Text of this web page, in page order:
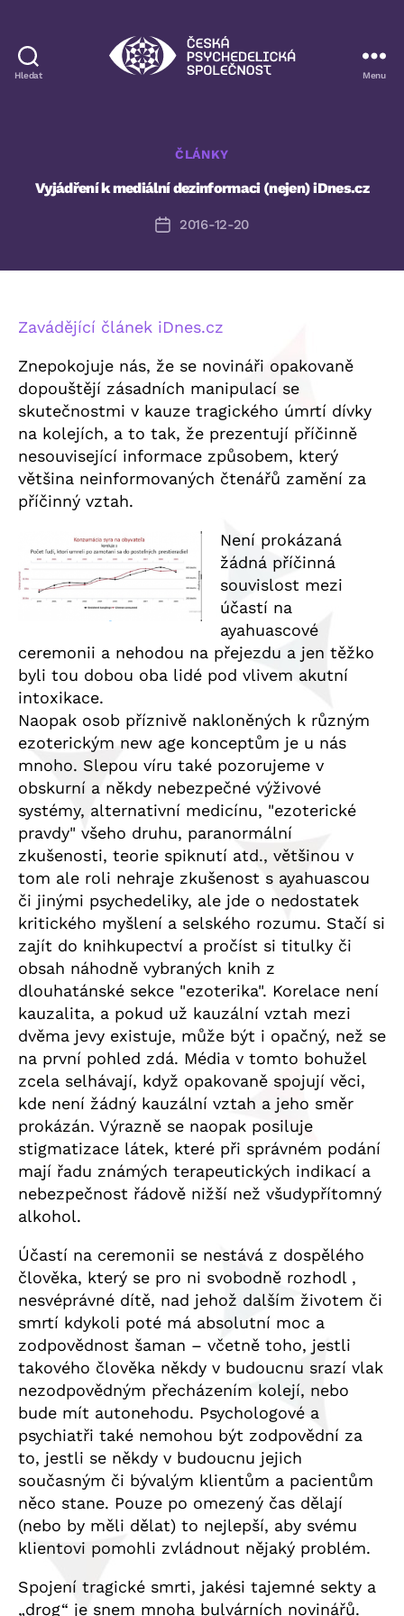
Hledat Menu
Rubriky
ČLÁNKY
Vyjádření k mediální dezinformaci (nejen) iDnes.cz
Datum
2016-12-20
Zavádějící článek iDnes.cz
Znepokojuje nás, že se novináři opakovaně
dopouštějí zásadních manipulací se
skutečnostmi v kauze tragického úmrtí dívky
na kolejích, a to tak, že prezentují příčinně
nesouvisející informace způsobem, který
většina neinformovaných čtenářů zamění za
příčinný vztah.
Není prokázaná
žádná příčinná
souvislost mezi
účastí na
ayahuascové
ceremonii a nehodou na přejezdu a jen těžko
byli tou dobou oba lidé pod vlivem akutní
intoxikace.
Naopak osob příznivě nakloněných k různým
ezoterickým new age konceptům je u nás
mnoho. Slepou víru také pozorujeme v
obskurní a někdy nebezpečné výživové
systémy, alternativní medicínu, "ezoterické
pravdy" všeho druhu, paranormální
zkušenosti, teorie spiknutí atd., většinou v
tom ale roli nehraje zkušenost s ayahuascou
či jinými psychedeliky, ale jde o nedostatek
kritického myšlení a selského rozumu. Stačí si
zajít do knihkupectví a pročíst si titulky či
obsah náhodně vybraných knih z
dlouhatánské sekce "ezoterika". Korelace není
kauzalita, a pokud už kauzální vztah mezi
dvěma jevy existuje, může být i opačný, než se
na první pohled zdá. Média v tomto bohužel
zcela selhávají, když opakovaně spojují věci,
kde není žádný kauzální vztah a jeho směr
prokázán. Výrazně se naopak posiluje
stigmatizace látek, které při správném podání
mají řadu známých terapeutických indikací a
nebezpečnost řádově nižší než všudypřítomný
alkohol.
Účastí na ceremonii se nestává z dospělého
člověka, který se pro ni svobodně rozhodl ,
nesvéprávné dítě, nad jehož dalším životem či
smrtí kdykoli poté má absolutní moc a
zodpovědnost šaman – včetně toho, jestli
takového člověka někdy v budoucnu srazí vlak
nezodpovědným přecházením kolejí, nebo
bude mít autonehodu. Psychologové a
psychiatři také nemohou být zodpovědní za
to, jestli se někdy v budoucnu jejich
současným či bývalým klientům a pacientům
něco stane. Pouze po omezený čas dělají
(nebo by měli dělat) to nejlepší, aby svému
klientovi pomohli zvládnout nějaký problém.
Spojení tragické smrti, jakési tajemné sekty a
„drog“ je snem mnoha bulvárních novinářů.